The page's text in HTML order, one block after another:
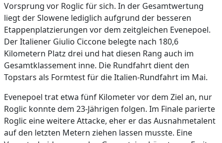
Vorsprung vor Roglic für sich. In der Gesamtwertung
liegt der Slowene lediglich aufgrund der besseren
Etappenplatzierungen vor dem zeitgleichen Evenepoel.
Der Italiener Giulio Ciccone belegte nach 180,6
Kilometern Platz drei und hat diesen Rang auch im
Gesamtklassement inne. Die Rundfahrt dient den
Topstars als Formtest für die Italien-Rundfahrt im Mai.
Evenepoel trat etwa fünf Kilometer vor dem Ziel an, nur
Roglic konnte dem 23-Jährigen folgen. Im Finale parierte
Roglic eine weitere Attacke, eher er das Ausnahmetalent
auf den letzten Metern ziehen lassen musste. Eine